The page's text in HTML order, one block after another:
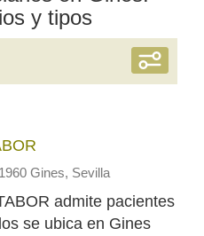
y tipos
Gines, Sevilla
admite pacientes
se ubica en Gines